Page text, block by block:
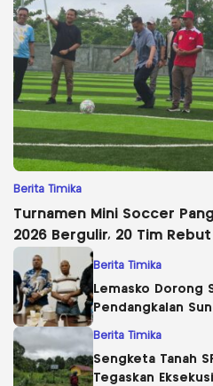
Berita Timika
Turnamen Mini Soccer
2026 Bergulir, 20 Tim
Berita Timika
Lemasko Dorong
Pendangkalan
Berita Timika
Sengketa Tanah
Tegaskan